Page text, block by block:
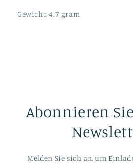
Gewicht: 4.7 gram
Abonnieren
Melden Sie sich an, um